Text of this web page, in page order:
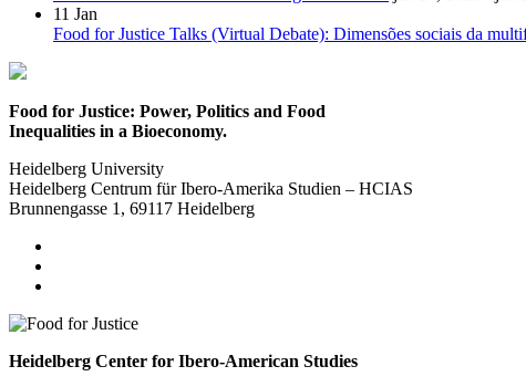
11 Jan
Food for Justice Talks (Virtual Debate): Dimensões sociais da
Food for Justice: Power, Politics and Food
Inequalities in a Bioeconomy.
Heidelberg University
Heidelberg Centrum für Ibero-Amerika Studien – HCIAS
Brunnengasse 1, 69117 Heidelberg
Heidelberg Center for Ibero-American Studies